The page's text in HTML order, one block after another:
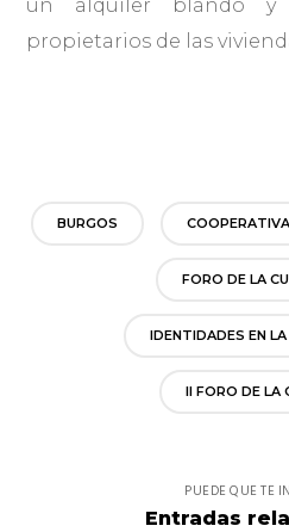
un alquiler blando y
propietarios de las
BURGOS COOPERATIVA
FORO DE LA
IDENTIDADES EN
II FORO DE LA
PUEDE QUE TE
Entradas